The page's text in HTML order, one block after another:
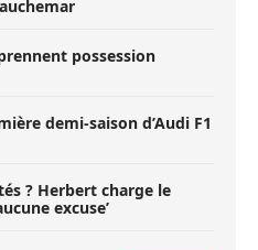
possession
demi-saison d’Audi F1
? Herbert charge le
excuse’